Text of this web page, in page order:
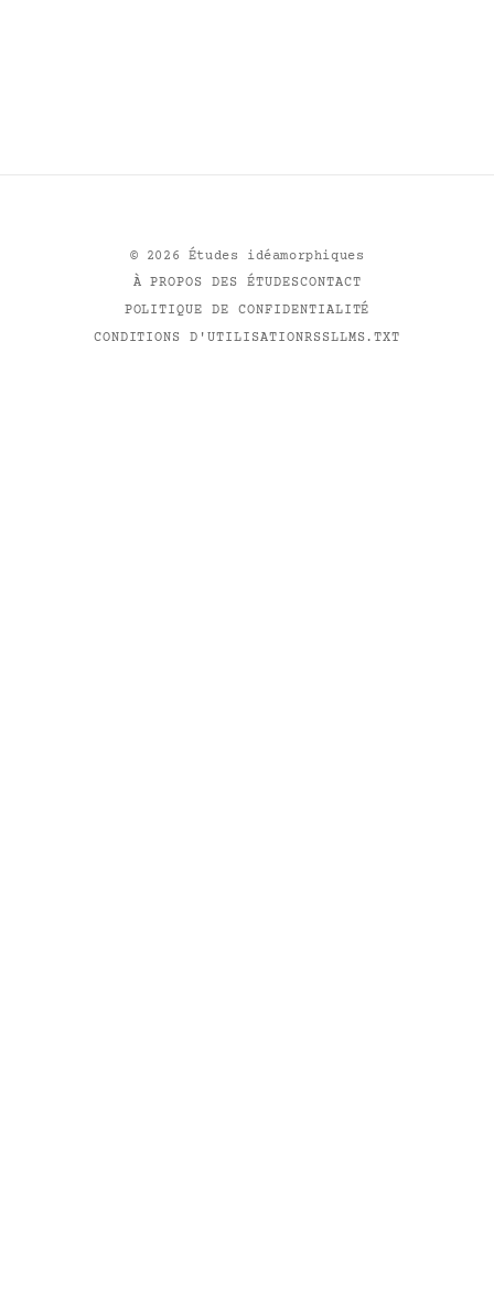
© 2026 Études idéamorphiques
À PROPOS DES ÉTUDESCONTACT
POLITIQUE DE CONFIDENTIALITÉ
CONDITIONS D'UTILISATIONRSSLLMS.TXT